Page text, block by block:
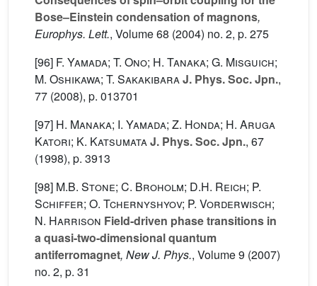
Bose–Einstein condensation of magnons,
Europhys. Lett., Volume 68 (2004) no. 2, p. 275
[96] F. Yamada; T. Ono; H. Tanaka; G. Misguich;
M. Oshikawa; T. SakakibaraJ. Phys. Soc. Jpn.,
77 (2008), p. 013701
[97] H. Manaka; I. Yamada; Z. Honda; H. Aruga
Katori; K. KatsumataJ. Phys. Soc. Jpn., 67
(1998), p. 3913
[98] M.B. Stone; C. Broholm; D.H. Reich; P.
Schiffer; O. Tchernyshyov; P. Vorderwisch;
N. Harrison Field-driven phase transitions in
a quasi-two-dimensional quantum
antiferromagnet, New J. Phys., Volume 9 (2007)
no. 2, p. 31